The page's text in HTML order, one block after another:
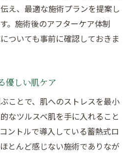
え、最適な施術プランを提案し
。施術後のアフターケア体制
ついても事前に確認しておきま
優しい肌ケア
ことで、肌へのストレスを最小
なツルスベ肌を手に入れること
ントルで導入している蓄熱式ロ
とんど感じない施術でありなが